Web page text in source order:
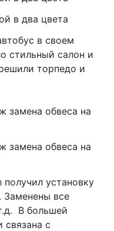
в два цвета
в своем
стильный салон и
торпедо и
замена обвеса на
замена обвеса на
установку
Заменены все
В большей
связана с